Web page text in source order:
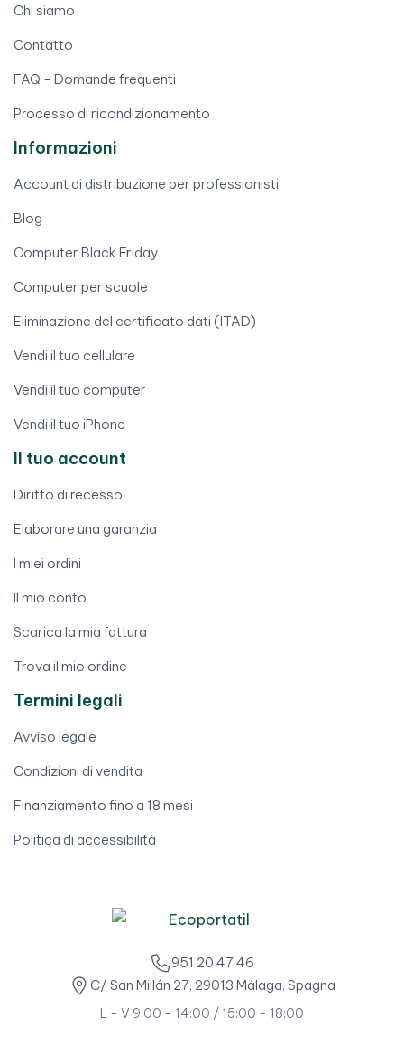
Chi siamo
Contatto
FAQ - Domande frequenti
Processo di ricondizionamento
Informazioni
Account di distribuzione per professionisti
Blog
Computer Black Friday
Computer per scuole
Eliminazione del certificato dati (ITAD)
Vendi il tuo cellulare
Vendi il tuo computer
Vendi il tuo iPhone
Il tuo account
Diritto di recesso
Elaborare una garanzia
I miei ordini
Il mio conto
Scarica la mia fattura
Trova il mio ordine
Termini legali
Avviso legale
Condizioni di vendita
Finanziamento fino a 18 mesi
Politica di accessibilità
951 20 47 46
C/ San Millán 27, 29013 Málaga, Spagna
L - V 9:00 - 14:00 / 15:00 - 18:00